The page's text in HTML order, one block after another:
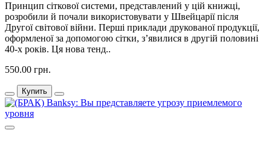
Принцип сіткової системи, представлений у цій книжці,
розробили й почали використовувати у Швейцарії після
Другої світової війни. Перші приклади друкованої продукції,
оформленої за допомогою сітки, з’явилися в другій половині
40-х років. Ця нова тенд..
550.00 грн.
Купить